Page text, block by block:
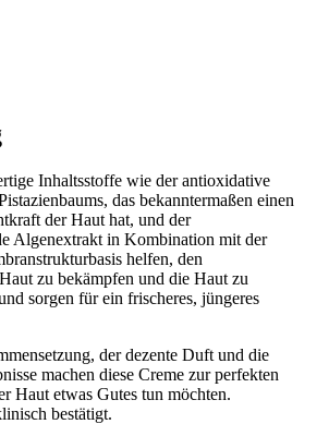
Inhaltsstoffe wie der antioxidative
das bekanntermaßen einen
der Haut hat, und der
Algenextrakt in Kombination mit der
helfen, den
zu bekämpfen und die Haut zu
sorgen für ein frischeres, jüngeres
der dezente Duft und die
machen diese Creme zur perfekten
Haut etwas Gutes tun möchten.
bestätigt.